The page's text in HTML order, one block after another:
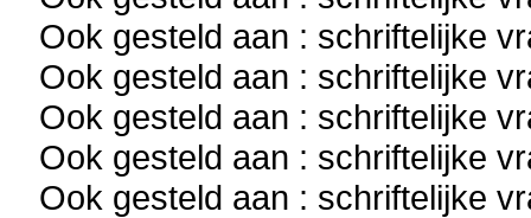
Ook gesteld aan : schriftelijke
Ook gesteld aan : schriftelijke
Ook gesteld aan : schriftelijke
Ook gesteld aan : schriftelijke
Ook gesteld aan : schriftelijke